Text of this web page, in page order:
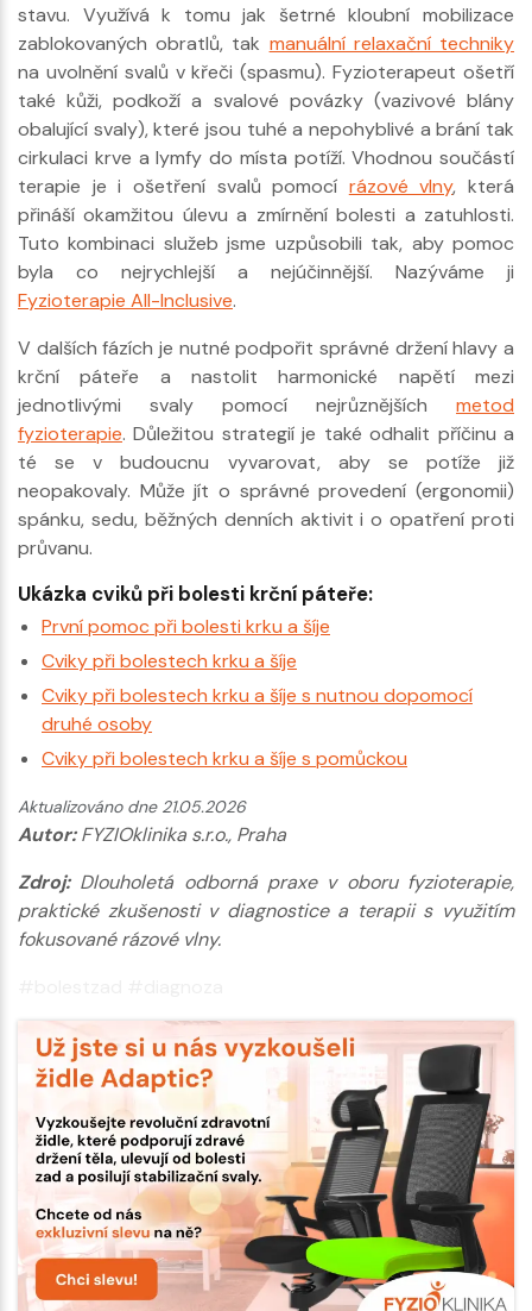
stavu. Využívá k tomu jak šetrné kloubní mobilizace
zablokovaných obratlů, tak manuální relaxační techniky
na uvolnění svalů v křeči (spasmu). Fyzioterapeut ošetří
také kůži, podkoží a svalové povázky (vazivové blány
obalující svaly), které jsou tuhé a nepohyblivé a brání tak
cirkulaci krve a lymfy do místa potíží. Vhodnou součástí
terapie je i ošetření svalů pomocí rázové vlny, která
přináší okamžitou úlevu a zmírnění bolesti a zatuhlosti.
Tuto kombinaci služeb jsme uzpůsobili tak, aby pomoc
byla co nejrychlejší a nejúčinnější. Nazýváme ji
Fyzioterapie All-Inclusive.
V dalších fázích je nutné podpořit správné držení hlavy a
krční páteře a nastolit harmonické napětí mezi
jednotlivými svaly pomocí nejrůznějších metod
fyzioterapie. Důležitou strategií je také odhalit příčinu a
té se v budoucnu vyvarovat, aby se potíže již
neopakovaly. Může jít o správné provedení (ergonomii)
spánku, sedu, běžných denních aktivit i o opatření proti
průvanu.
Ukázka cviků při bolesti krční páteře:
První pomoc při bolesti krku a šíje
Cviky při bolestech krku a šíje
Cviky při bolestech krku a šíje s nutnou dopomocí
druhé osoby
Cviky při bolestech krku a šíje s pomůckou
Aktualizováno dne 21.05.2026
Autor:FYZIOklinika s.r.o., Praha
Zdroj:Dlouholetá odborná praxe v oboru fyzioterapie,
praktické zkušenosti v diagnostice a terapii s využitím
fokusované rázové vlny.